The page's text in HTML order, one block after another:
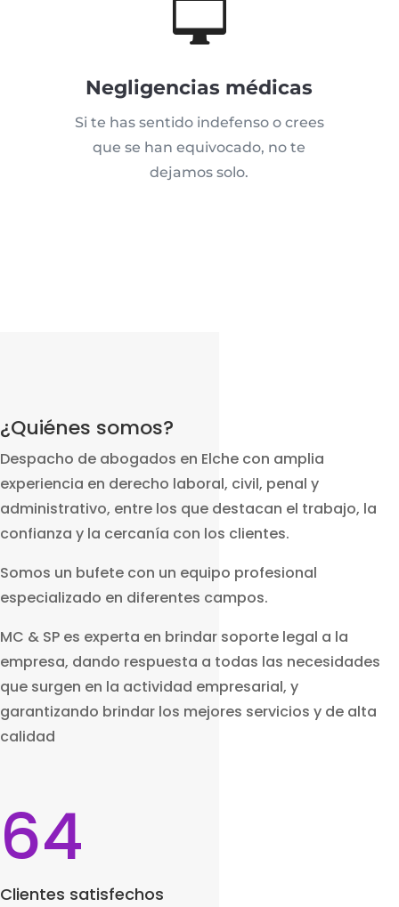

Negligencias médicas
Si te has sentido indefenso o crees
que se han equivocado, no te
dejamos solo.
¿Quiénes somos?
Despacho de abogados en Elche con amplia
experiencia en derecho laboral, civil, penal y
administrativo, entre los que destacan el trabajo, la
confianza y la cercanía con los clientes.
Somos un bufete con un equipo profesional
especializado en diferentes campos.
MC & SP es experta en brindar soporte legal a la
empresa, dando respuesta a todas las necesidades
que surgen en la actividad empresarial, y
garantizando brindar los mejores servicios y de alta
calidad
64
Clientes satisfechos